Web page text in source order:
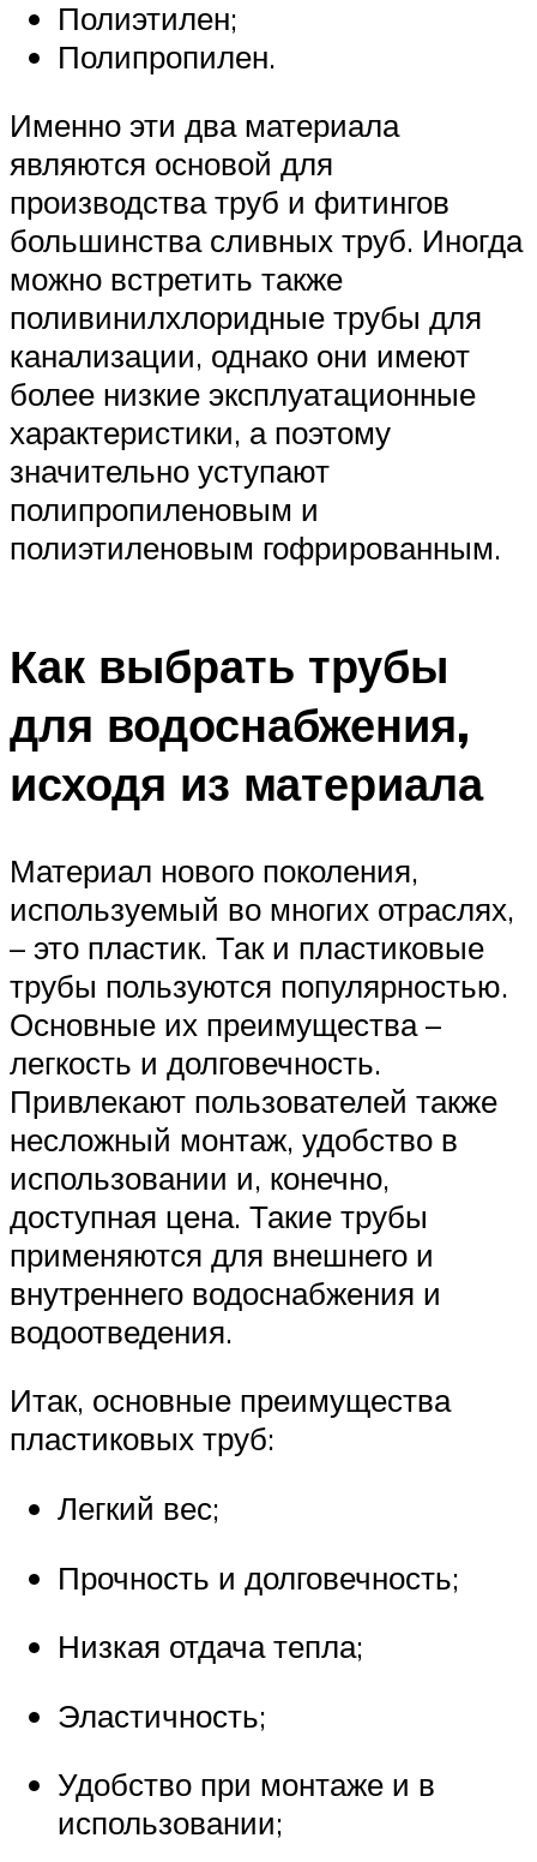
Полиэтилен;
Полипропилен.
Именно эти два материала
являются основой для
производства труб и фитингов
большинства сливных труб. Иногда
можно встретить также
поливинилхлоридные трубы для
канализации, однако они имеют
более низкие эксплуатационные
характеристики, а поэтому
значительно уступают
полипропиленовым и
полиэтиленовым гофрированным.
Как выбрать трубы
для водоснабжения,
исходя из материала
Материал нового поколения,
используемый во многих отраслях,
– это пластик. Так и пластиковые
трубы пользуются популярностью.
Основные их преимущества –
легкость и долговечность.
Привлекают пользователей также
несложный монтаж, удобство в
использовании и, конечно,
доступная цена. Такие трубы
применяются для внешнего и
внутреннего водоснабжения и
водоотведения.
Итак, основные преимущества
пластиковых труб:
Легкий вес;
Прочность и долговечность;
Низкая отдача тепла;
Эластичность;
Удобство при монтаже и в
использовании;